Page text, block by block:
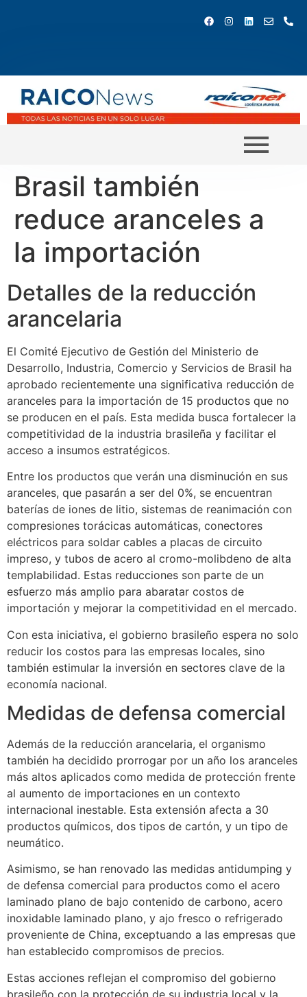
Brasil también
reduce aranceles a
la importación
Detalles de la reducción
arancelaria
El Comité Ejecutivo de Gestión del Ministerio de
Desarrollo, Industria, Comercio y Servicios de Brasil ha
aprobado recientemente una significativa reducción de
aranceles para la importación de 15 productos que no
se producen en el país. Esta medida busca fortalecer la
competitividad de la industria brasileña y facilitar el
acceso a insumos estratégicos.
Entre los productos que verán una disminución en sus
aranceles, que pasarán a ser del 0%, se encuentran
baterías de iones de litio, sistemas de reanimación con
compresiones torácicas automáticas, conectores
eléctricos para soldar cables a placas de circuito
impreso, y tubos de acero al cromo-molibdeno de alta
templabilidad. Estas reducciones son parte de un
esfuerzo más amplio para abaratar costos de
importación y mejorar la competitividad en el mercado.
Con esta iniciativa, el gobierno brasileño espera no solo
reducir los costos para las empresas locales, sino
también estimular la inversión en sectores clave de la
economía nacional.
Medidas de defensa comercial
Además de la reducción arancelaria, el organismo
también ha decidido prorrogar por un año los aranceles
más altos aplicados como medida de protección frente
al aumento de importaciones en un contexto
internacional inestable. Esta extensión afecta a 30
productos químicos, dos tipos de cartón, y un tipo de
neumático.
Asimismo, se han renovado las medidas antidumping y
de defensa comercial para productos como el acero
laminado plano de bajo contenido de carbono, acero
inoxidable laminado plano, y ajo fresco o refrigerado
proveniente de China, exceptuando a las empresas que
han establecido compromisos de precios.
Estas acciones reflejan el compromiso del gobierno
brasileño con la protección de su industria local y la